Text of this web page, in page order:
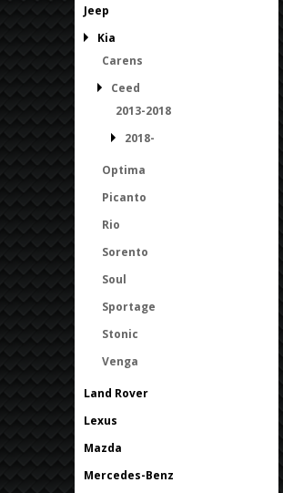
Jeep
Kia
Carens
Ceed
2013-2018
2018-
Optima
Picanto
Rio
Sorento
Soul
Sportage
Stonic
Venga
Land Rover
Lexus
Mazda
Mercedes-Benz